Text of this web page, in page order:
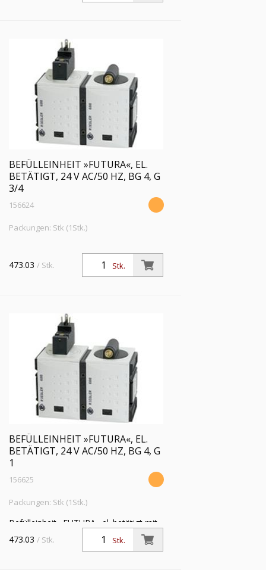
BEFÜLLEINHEIT »FUTURA«, EL.
BETÄTIGT, 24 V AC/50 HZ, BG 4, G
3/4
156624
Packungen: Stk (1Stk.)
Stk.
473.03 / Stk.
BEFÜLLEINHEIT »FUTURA«, EL.
BETÄTIGT, 24 V AC/50 HZ, BG 4, G
1
156625
Packungen: Stk (1Stk.)
Befülleinheit »FUTURA« el. betätigt mit
Spule 24 V AC, 50 Hz, BG 4, G 1, Abluft
G 1/2, PE 2,5 - 10 bar, Temp. -10 °C bis
Stk.
473.03 / Stk.